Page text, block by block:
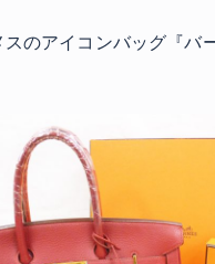
スのアイコンバッグ『バ